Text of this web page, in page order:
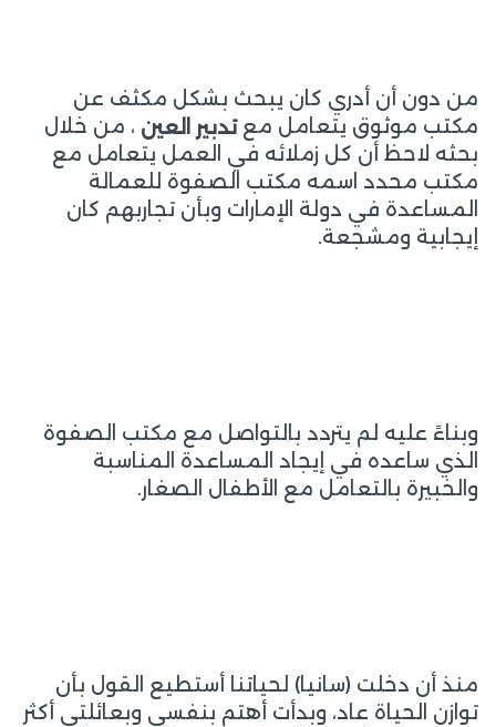
من دون أن أدري كان يبحث بشكل مكثف عن
مكتب موثوق يتعامل معتدبير العين ، من خلال
بحثه لاحظ أن كل زملائه في العمل يتعامل مع
مكتب محدد اسمه مكتب الصفوة للعمالة
المساعدة في دولة الإمارات وبأن تجاربهم كان
إيجابية ومشجعة.
وبناءً عليه لم يتردد بالتواصل مع مكتب الصفوة
الذي ساعده في إيجاد المساعدة المناسبة
والخبيرة بالتعامل مع الأطفال الصغار.
منذ أن دخلت (سانيا) لحياتنا أستطيع القول بأن
توازن الحياة عاد، وبدأت أهتم بنفسي وبعائلتي أكثر